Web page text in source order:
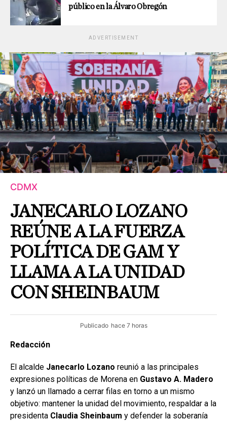
público en la Álvaro Obregón
ADVERTISEMENT
CDMX
JANECARLO LOZANO
REÚNE A LA FUERZA
POLÍTICA DE GAM Y
LLAMA A LA UNIDAD
CON SHEINBAUM
Publicado hace 7 horas
Redacción
El alcalde Janecarlo Lozano reunió a las principales
expresiones políticas de Morena en Gustavo A. Madero
y lanzó un llamado a cerrar filas en torno a un mismo
objetivo: mantener la unidad del movimiento, respaldar a la
presidenta Claudia Sheinbaum y defender la soberanía